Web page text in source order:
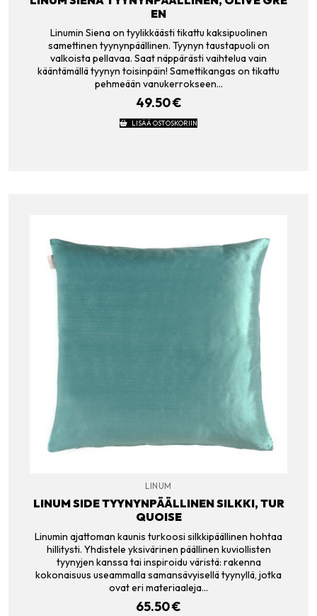
EN
Linumin Siena on tyylikkäästi tikattu kaksipuolinen
samettinen tyynynpäällinen. Tyynyn taustapuoli on
valkoista pellavaa. Saat näppärästi vaihtelua vain
kääntämällä tyynyn toisinpäin! Samettikangas on tikattu
pehmeään vanukerrokseen…
49.50€
LISÄÄ OSTOSKORIIN
LINUM
LINUM SIDE TYYNYNPÄÄLLINEN SILKKI, TUR
QUOISE
Linumin ajattoman kaunis turkoosi silkkipäällinen hohtaa
hillitysti. Yhdistele yksivärinen päällinen kuviollisten
tyynyjen kanssa tai inspiroidu väristä: rakenna
kokonaisuus useammalla samansävyisellä tyynyllä, jotka
ovat eri materiaaleja…
65.50€